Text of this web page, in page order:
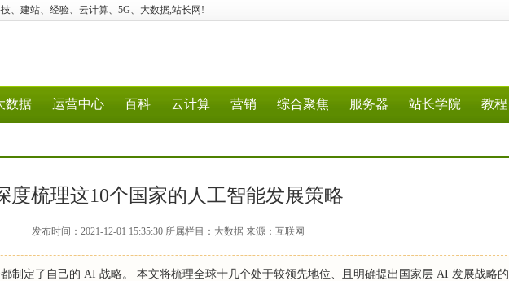
、建站、经验、云计算、5G、大数据,站长网!
数据 运营中心 百科 云计算 营销 综合聚焦 服务器 站长学院 教程
度梳理这10个国家的人工智能发展策略
发布时间：2021-12-01 15:35:30 所属栏目：大数据 来源：互联网
制定了自己的 AI 战略。 本文将梳理全球十几个处于较领先地位、且明确提出国家层 AI 发展战略的